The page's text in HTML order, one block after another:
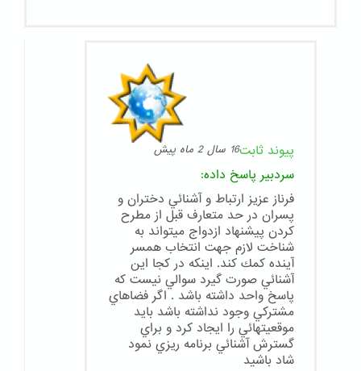
پیوند ثابت16 سال 2 ماه پیش
سردبیر پاسخ داده:
فرناز عزيز ارتباط و آشنائي دختران و
پسران در حد متعارف قبل از مطرح
كردن پيشنهاد ازدواج ميتواند به
شناخت لازم جهت انتخاب همسر
آينده كمك كند. اينكه در كجا اين
آشنائي صورت گيرد سوالي نيست كه
پاسخ واحد داشته باشد . اگر فضاهاي
مشتركي وجود نداشته باشد بايد
موقعيتهائي را ايجاد كرد و براي
گسترش آشنائي برنامه ريزي نمود
شاد باشيد